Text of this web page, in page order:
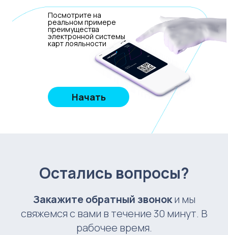
Посмотрите на
реальном примере
преимущества
электронной системы
карт лояльности
Начать
Остались вопросы?
Закажите обратный звоноки мы
свяжемся с вами в течение 30 минут. В
рабочее время.